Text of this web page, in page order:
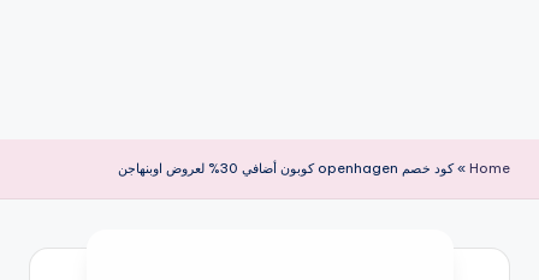
Home
»كود خصم openhagen كوبون أضافي 30% لعروض اوبنهاجن